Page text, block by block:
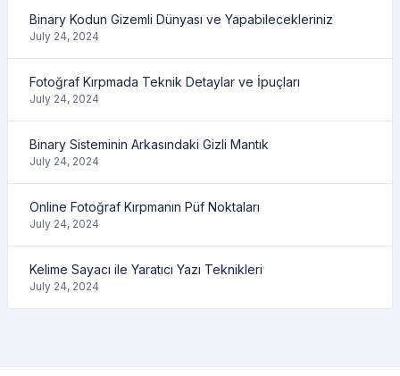
Binary Kodun Gizemli Dünyası ve Yapabilecekleriniz
July 24, 2024
Fotoğraf Kırpmada Teknik Detaylar ve İpuçları
July 24, 2024
Binary Sisteminin Arkasındaki Gizli Mantık
July 24, 2024
Online Fotoğraf Kırpmanın Püf Noktaları
July 24, 2024
Kelime Sayacı ile Yaratıcı Yazı Teknikleri
July 24, 2024